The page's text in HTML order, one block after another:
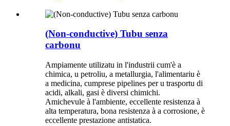
(Non-conductive) Tubu senza
carbonu
Ampiamente utilizatu in l'industrii cum'è a
chimica, u petroliu, a metallurgia, l'alimentariu è
a medicina, cumprese pipelines per u trasportu di
acidi, alkali, gasi è diversi chimichi.
Amichevule à l'ambiente, eccellente resistenza à
alta temperatura, bona resistenza à a corrosione, è
eccellente prestazione antistatica.